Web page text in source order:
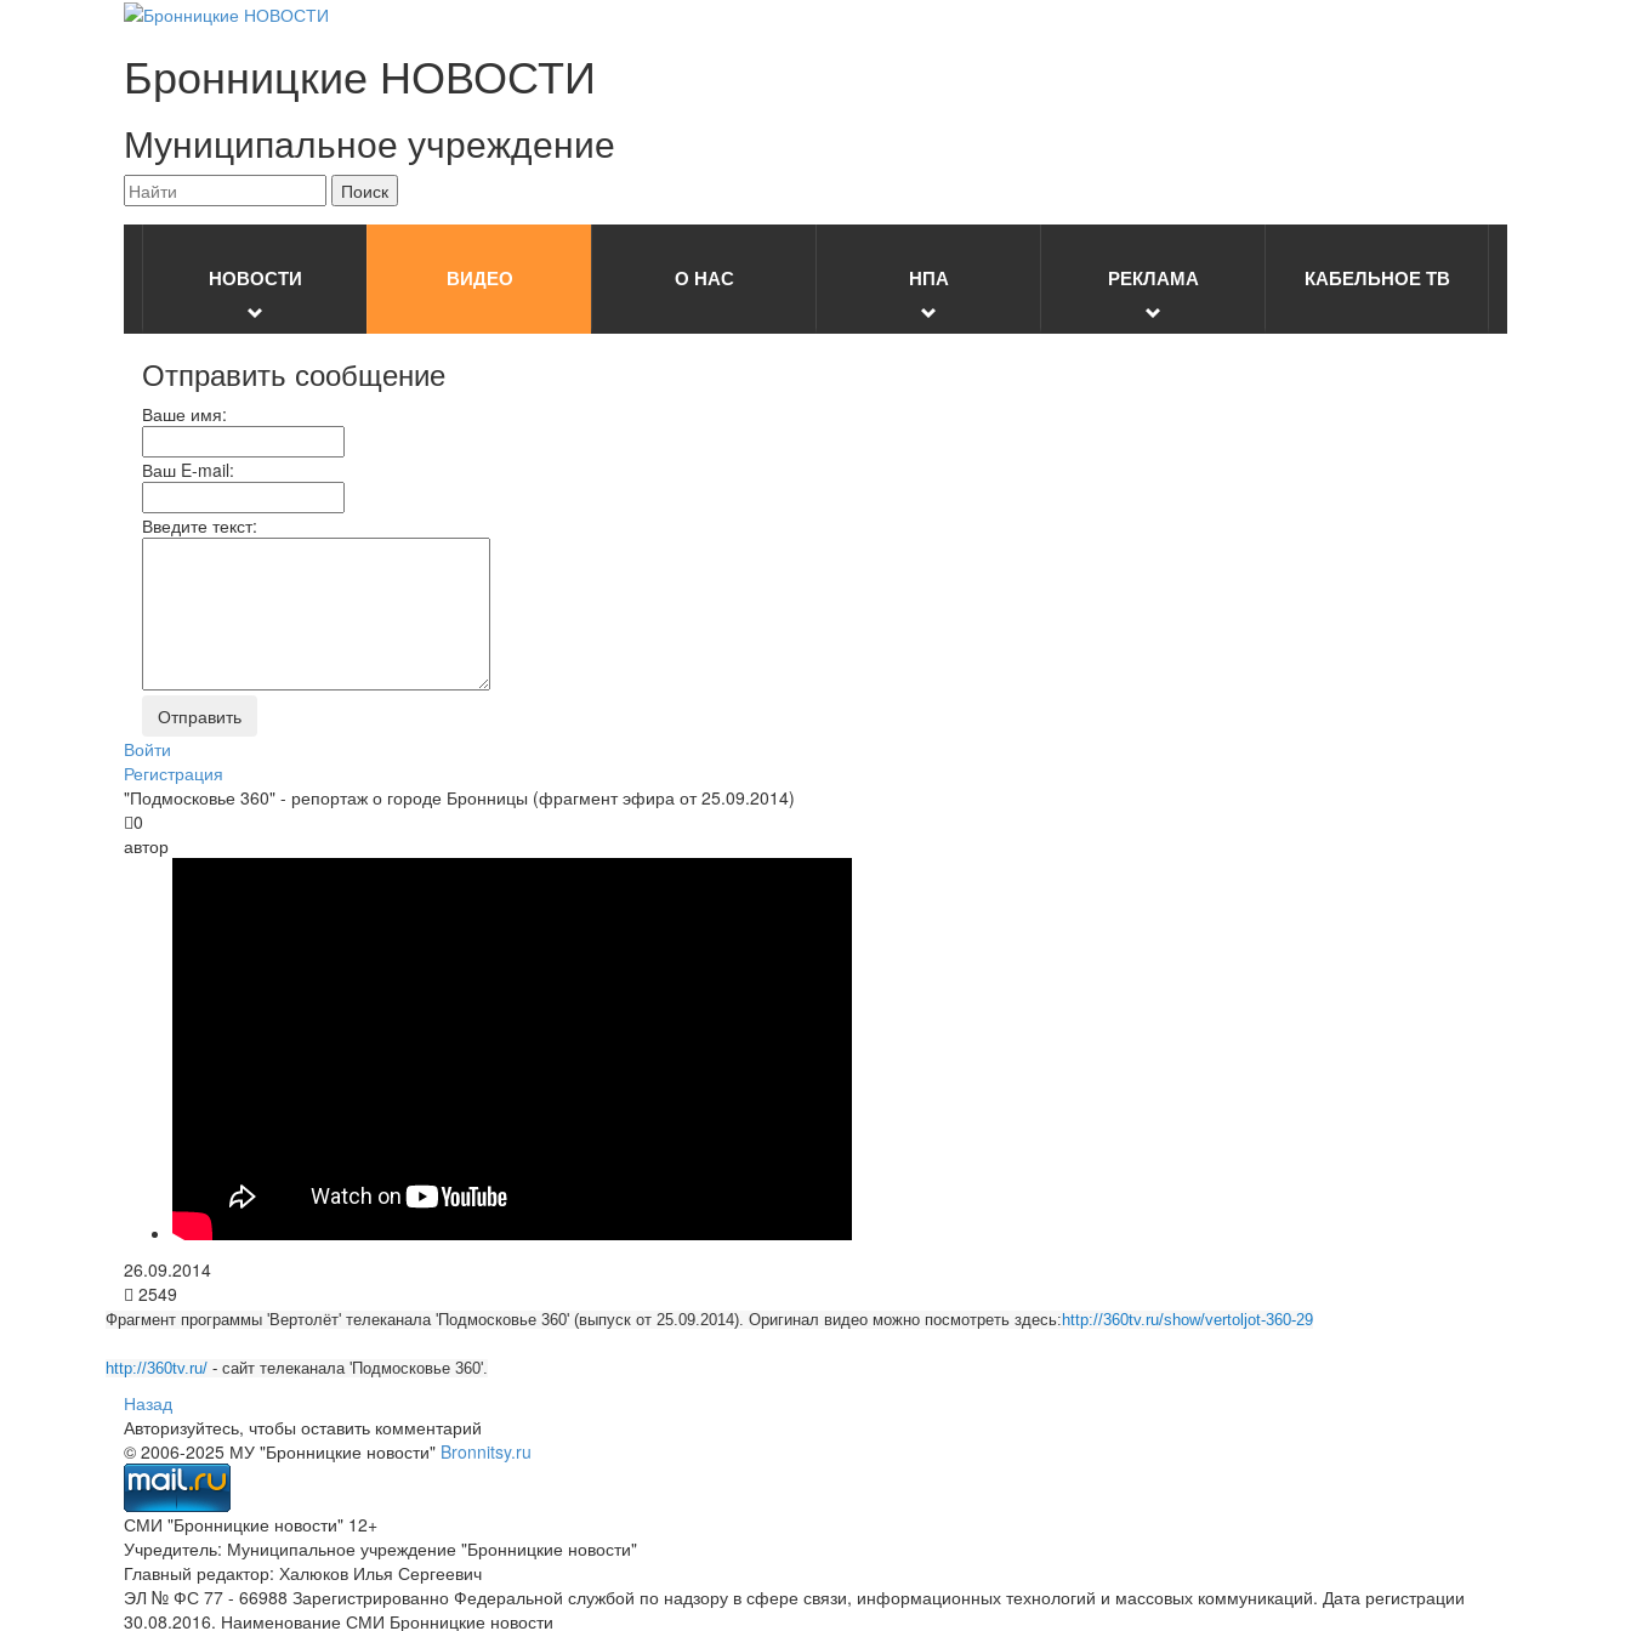
Бронницкие НОВОСТИ
Муниципальное учреждение
НОВОСТИ ВИДЕО О НАС НПА РЕКЛАМА КАБЕЛЬНОЕ ТВ
Отправить сообщение
Ваше имя:
Ваш E-mail:
Введите текст:
Войти
Регистрация
"Подмосковье 360" - репортаж о городе Бронницы (фрагмент эфира от 25.09.2014)
0
автор
26.09.2014
2549
Фрагмент программы 'Вертолёт' телеканала 'Подмосковье 360' (выпуск от 25.09.2014). Оригинал видео можно посмотреть здесь: http://360tv.ru/show/vertoljot-360-29
http://360tv.ru/ - сайт телеканала 'Подмосковье 360'.
Назад
Авторизуйтесь, чтобы оставить комментарий
© 2006-2025 МУ "Бронницкие новости" Bronnitsy.ru
СМИ "Бронницкие новости" 12+
Учредитель: Муниципальное учреждение "Бронницкие новости"
Главный редактор: Халюков Илья Сергеевич
ЭЛ № ФС 77 - 66988 Зарегистрированно Федеральной службой по надзору в сфере связи, информационных технологий и массовых коммуникаций. Дата регистрации
30.08.2016. Наименование СМИ Бронницкие новости